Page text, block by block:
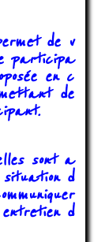
de v
participa
en c
de
sont a
situation d
d